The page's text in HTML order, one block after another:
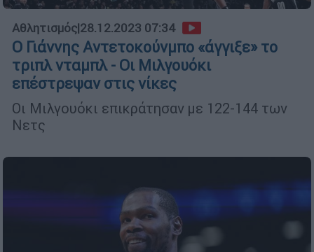
Αθλητισμός|28.12.2023 07:34
Ο Γιάννης Αντετοκούνμπο «άγγιξε» το
τριπλ νταμπλ - Οι Μιλγουόκι
επέστρεψαν στις νίκες
Οι Μιλγουόκι επικράτησαν με 122-144 των
Νετς